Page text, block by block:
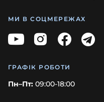
МИ В СОЦМЕРЕЖАХ
ГРАФІК РОБОТИ
Пн–Пт: 09:00-18:00